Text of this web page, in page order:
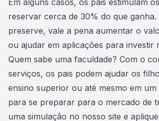
Em alguns casos, os pais estimulam
reservar cerca de 30% do que ganha.
preserve, vale a pena aumentar o
ou ajudar em aplicações para investir
Quem sabe uma faculdade? Com o
serviços, os pais podem ajudar os
ensino superior ou até mesmo em um
para se preparar para o mercado de
uma simulação no nosso site e